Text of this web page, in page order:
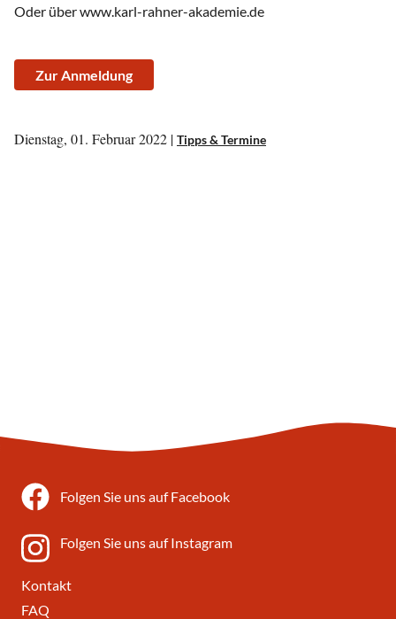
Oder über www.karl-rahner-akademie.de
Zur Anmeldung
Dienstag, 01. Februar 2022 | Tipps & Termine
Folgen Sie uns auf Facebook
Folgen Sie uns auf Instagram
Kontakt
FAQ